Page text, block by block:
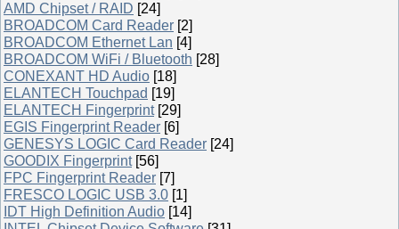
AMD Chipset / RAID [24]
BROADCOM Card Reader [2]
BROADCOM Ethernet Lan [4]
BROADCOM WiFi / Bluetooth [28]
CONEXANT HD Audio [18]
ELANTECH Touchpad [19]
ELANTECH Fingerprint [29]
EGIS Fingerprint Reader [6]
GENESYS LOGIC Card Reader [24]
GOODIX Fingerprint [56]
FPC Fingerprint Reader [7]
FRESCO LOGIC USB 3.0 [1]
IDT High Definition Audio [14]